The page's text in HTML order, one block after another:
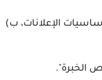
الإعلانات، ب)
الخبرة".